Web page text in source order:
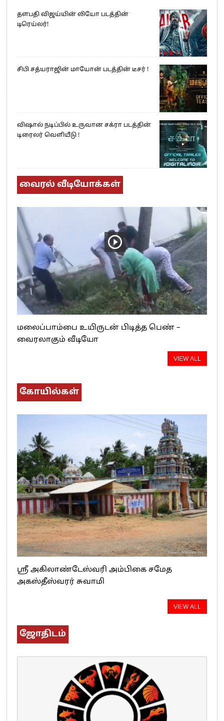
தளபதி விஜய்யின் லியோ படத்தின்
டிரெய்லர்!
சிபி சத்யராஜின் மாயோன் படத்தின் டீசர் !
விஷால் நடிப்பில் உருவான சக்ரா படத்தின்
டிரைலர் வெளியீடு !
வைரல் வீடியோக்கள்
மலைப்பாம்பை உயிருடன் பிடித்த பெண் –
வைரலாகும் வீடியோ
VIEW ALL
கோயில்கள்
ஸ்ரீ அகிலாண்டேஸ்வரி அம்பிகை சமேத
அகஸ்தீஸ்வரர் சுவாமி
VIEW ALL
ஜோதிடம்